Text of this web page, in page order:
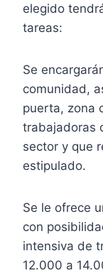
elegido
tareas:
Se
comunidad,
puerta, zona
trabajadoras
sector y que
estipulado.
Se le ofrece
con
intensiva de
12.000 a